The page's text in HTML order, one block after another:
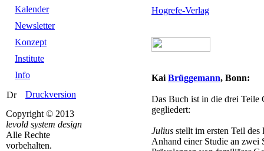
Kalender
Newsletter
Konzept
Institute
Info
Druckversion
Copyright © 2013
levold system design
Alle Rechte
vorbehalten.
Hogrefe-Verlag
Kai Brüggemann, Bonn:
Das Buch ist in die drei Teile
gegliedert:
Julius stellt im ersten Teil
Anhand einer Studie an zwei